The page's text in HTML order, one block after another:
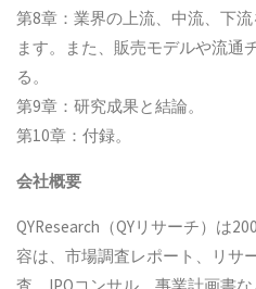
第8章：業界の上流、中流、下
ます。また、販売モデルや流通
る。
第9章：研究成果と結論。
第10章：付録。
会社概要
QYResearch（QYリサーチ）は
容は、市場調査レポート、リサ